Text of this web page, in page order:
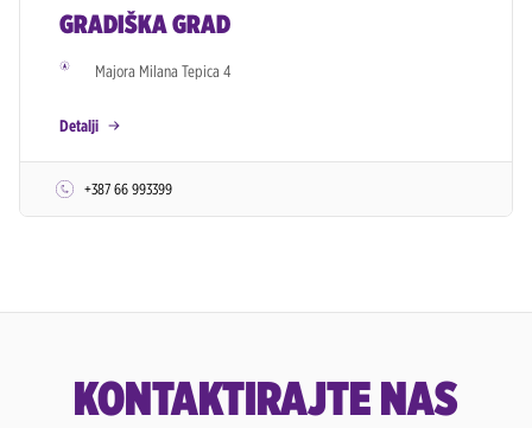
GRADIŠKA GRAD
Majora Milana Tepica 4
Detalji
+387 66 993399
KONTAKTIRAJTE NAS